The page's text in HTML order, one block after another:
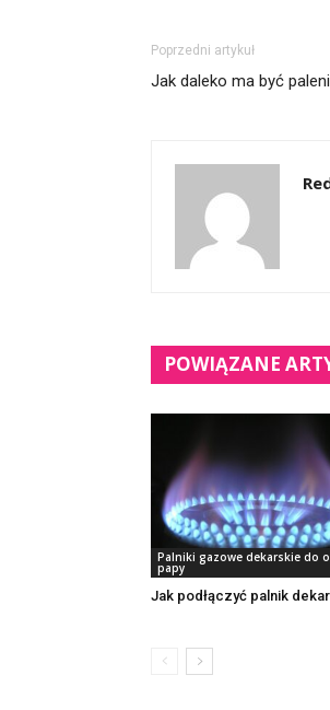
Poprzedni artykuł
Jak daleko ma być
POWIĄZANE
Palniki gazowe dekarskie do
papy
Jak podłączyć palnik